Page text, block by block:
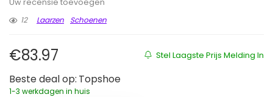
Uw recensie toevoegen
12
Laarzen Schoenen
Stel Laagste Prijs Melding In
€83.97
Beste deal op: Topshoe
1-3 werkdagen in huis